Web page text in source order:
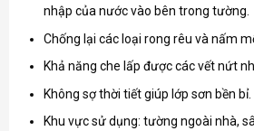
nhập của nước vào bên trong tường.
Chống lại các loại rong rêu và nấm
Khả năng che lấp được các vết nứt
Không sợ thời tiết giúp lớp sơn bền bỉ.
Khu vực sử dụng: tường ngoài nhà,